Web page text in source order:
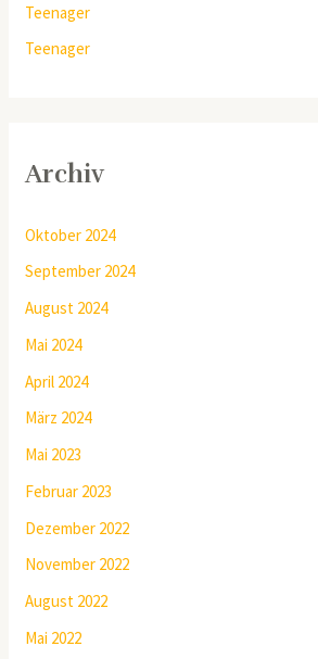
Teenager
Teenager
Archiv
Oktober 2024
September 2024
August 2024
Mai 2024
April 2024
März 2024
Mai 2023
Februar 2023
Dezember 2022
November 2022
August 2022
Mai 2022